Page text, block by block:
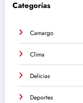
Categorías
Camargo
Clima
Delicias
Deportes